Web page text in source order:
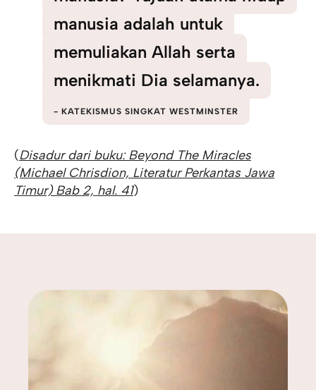
manusia adalah untuk
memuliakan Allah serta
menikmati Dia selamanya.
KATEKISMUS SINGKAT WESTMINSTER
(Disadur dari buku: Beyond The Miracles
(Michael Chrisdion, Literatur Perkantas Jawa
Timur) Bab 2, hal. 41)